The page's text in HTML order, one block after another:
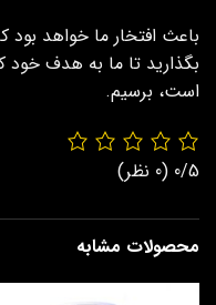
باعث افتخار ما خواهد بود
بگذارید تا ما به هدف
است، برسیم.
0/5 (0 نظر)
محصولات مشابه